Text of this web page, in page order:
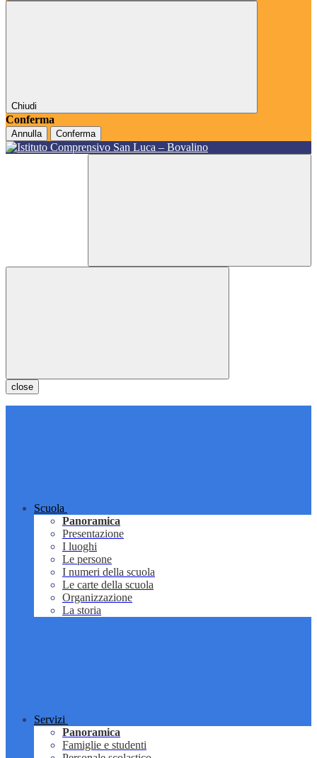
Chiudi
Conferma
Annulla Conferma
close
Scuola
Panoramica
Presentazione
I luoghi
Le persone
I numeri della scuola
Le carte della scuola
Organizzazione
La storia
Servizi
Panoramica
Famiglie e studenti